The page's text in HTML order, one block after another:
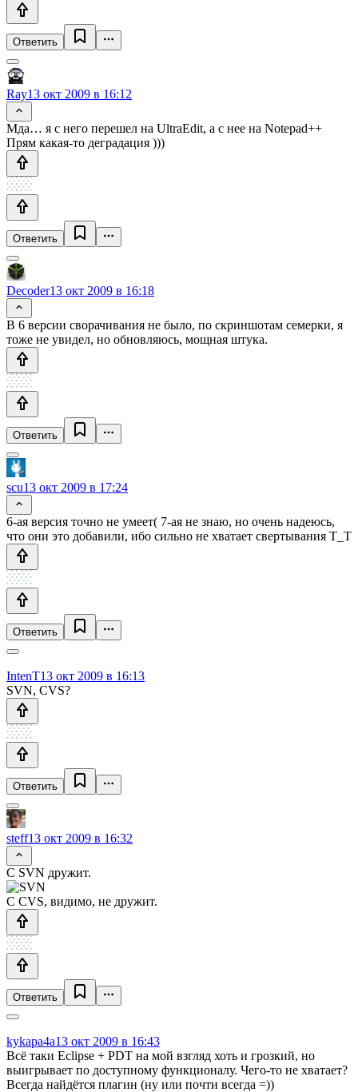
Ответить
Ray13 окт 2009 в 16:12
Мда… я с него перешел на UltraEdit, а с нее на Notepad++
Прям какая-то деградация )))
Ответить
Decoder13 окт 2009 в 16:18
В 6 версии сворачивания не было, по скриншотам семерки, я
тоже не увидел, но обновляюсь, мощная штука.
Ответить
scu13 окт 2009 в 17:24
6-ая версия точно не умеет( 7-ая не знаю, но очень надеюсь,
что они это добавили, ибо сильно не хватает свертывания T_T
Ответить
IntenT13 окт 2009 в 16:13
SVN, CVS?
Ответить
steff13 окт 2009 в 16:32
С SVN дружит.
С CVS, видимо, не дружит.
Ответить
kykapa4a13 окт 2009 в 16:43
Всё таки Eclipse + PDT на мой взгляд хоть и грозкий, но
выигрывает по доступному функционалу. Чего-то не хватает?
Всегда найдётся плагин (ну или почти всегда =))